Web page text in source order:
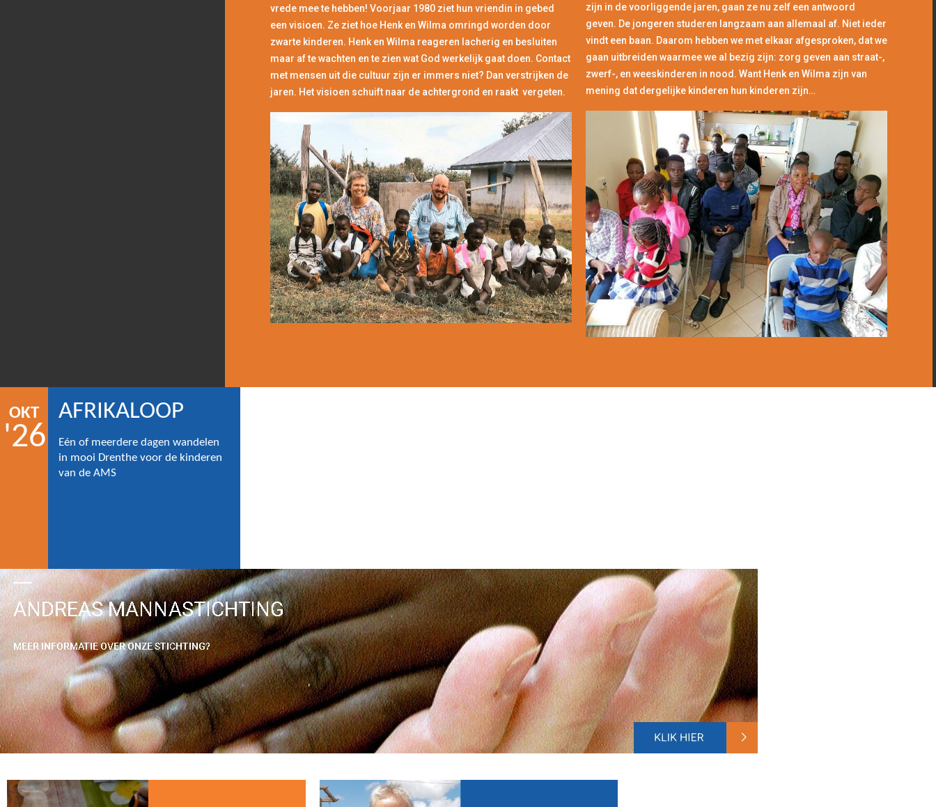
vrede mee te hebben! Voorjaar 1980 ziet hun vriendin in gebed
een visioen. Ze ziet hoe Henk en Wilma omringd worden door
zwarte kinderen. Henk en Wilma reageren lacherig en besluiten
maar af te wachten en te zien wat God werkelijk gaat doen. Contact
met mensen uit die cultuur zijn er immers niet? Dan verstrijken de
jaren. Het visioen schuift naar de achtergrond en raakt vergeten.
zijn in de voorliggende jaren, gaan ze nu zelf een antwoord
geven. De jongeren studeren langzaam aan allemaal af. Niet ieder
vindt een baan. Daarom hebben we met elkaar afgesproken, dat we
gaan uitbreiden waarmee we al bezig zijn: zorg geven aan straat-,
zwerf-, en weeskinderen in nood. Want Henk en Wilma zijn van
mening dat dergelijke kinderen hun kinderen zijn…
OKT
'26
AFRIKALOOP
Eén of meerdere dagen wandelen
in mooi Drenthe voor de kinderen
van de AMS